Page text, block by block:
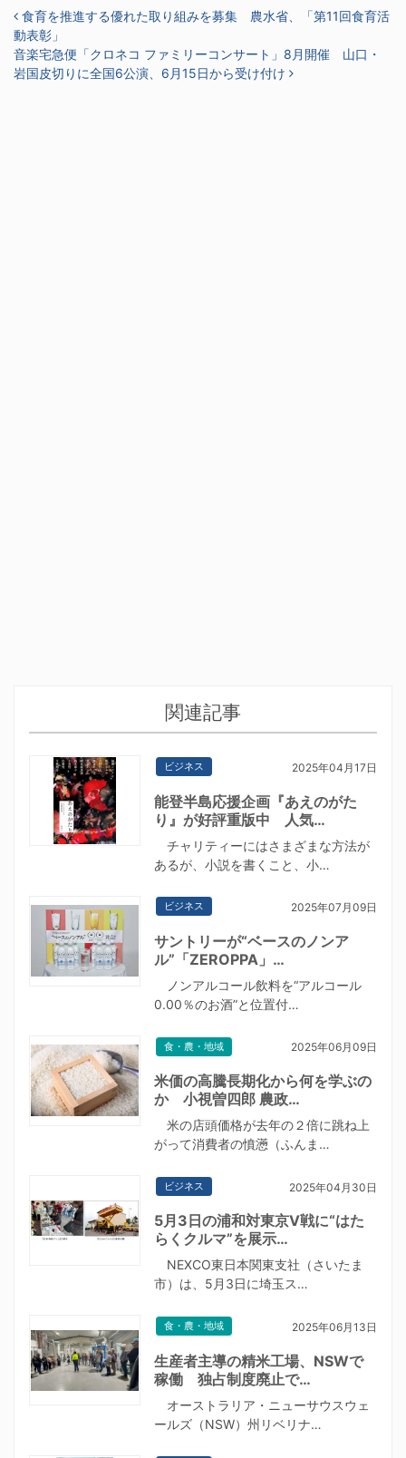
投稿ナビゲーション
食育を推進する優れた取り組みを募集 農水省、「第11回食育活
動表彰」
音楽宅急便「クロネコ ファミリーコンサート」8月開催 山口・
岩国皮切りに全国6公演、6月15日から受け付け
関連記事
ビジネス 2025年04月17日
能登半島応援企画『あえのがた
り』が好評重版中 人気…
チャリティーにはさまざまな方法が
あるが、小説を書くこと、小…
ビジネス 2025年07月09日
サントリーが“ベースのノンア
ル”「ZEROPPA」…
ノンアルコール飲料を“アルコール
0.00％のお酒”と位置付…
食・農・地域 2025年06月09日
米価の高騰長期化から何を学ぶの
か 小視曽四郎 農政…
米の店頭価格が去年の２倍に跳ね上
がって消費者の憤懣（ふんま…
ビジネス 2025年04月30日
5月3日の浦和対東京V戦に“はた
らくクルマ”を展示…
NEXCO東日本関東支社（さいたま
市）は、5月3日に埼玉ス…
食・農・地域 2025年06月13日
生産者主導の精米工場、NSWで
稼働 独占制度廃止で…
オーストラリア・ニューサウスウェ
ールズ（NSW）州リベリナ…